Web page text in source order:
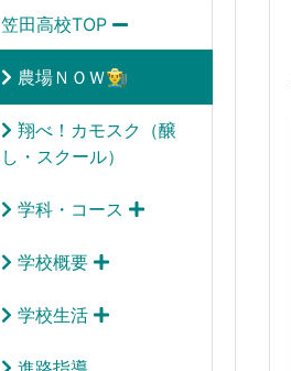
笠田高校TOP
農場ＮＯＷ👨‍🌾
翔べ！カモスク（醸
し・スクール）
学科・コース
学校概要
学校生活